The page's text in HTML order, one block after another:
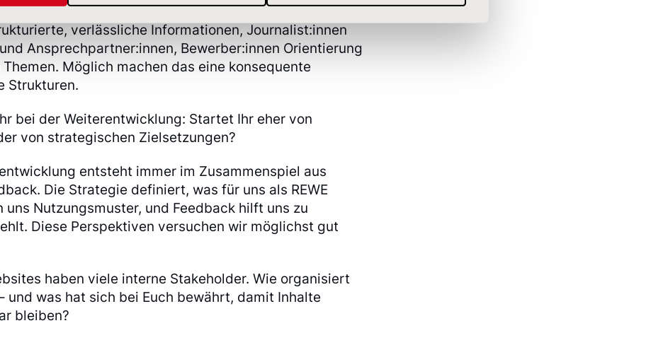
Zielgruppen gezielt abzuholen.
verlässliche Informationen, Journalist:innen
Ansprechpartner:innen, Bewerber:innen Orientierung
Möglich machen das eine konsequente
Strukturen.
bei der Weiterentwicklung: Startet Ihr eher von
von strategischen Zielsetzungen?
entsteht immer im Zusammenspiel aus
Die Strategie definiert, was für uns als REWE
Nutzungsmuster, und Feedback hilft uns zu
Diese Perspektiven versuchen wir möglichst gut
haben viele interne Stakeholder. Wie organisiert
und was hat sich bei Euch bewährt, damit Inhalte
bleiben?